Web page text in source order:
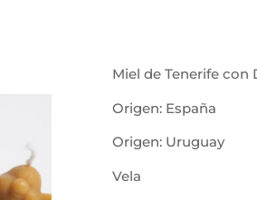
Miel de Tenerife con
Origen: España
Origen: Uruguay
Vela